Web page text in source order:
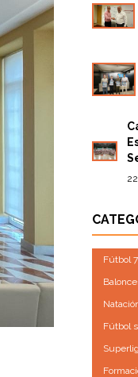
Fútbol
Fútbol